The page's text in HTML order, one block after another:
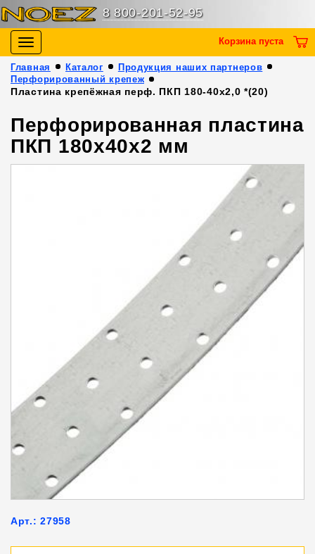
8 800-201-52-95
Toggle
navigation
Корзина пуста
Главная Каталог
Продукция наших партнеров
Перфорированный крепеж
Пластина крепёжная перф. ПКП 180-40х2,0 *(20)
Перфорированная пластина
ПКП 180х40х2 мм
Арт.: 27958